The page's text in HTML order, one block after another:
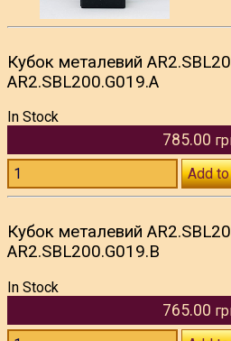
Кубок металевий
AR2.SBL200.G019.A
In Stock
785.00
Add
Кубок металевий
AR2.SBL200.G019.B
In Stock
765.00